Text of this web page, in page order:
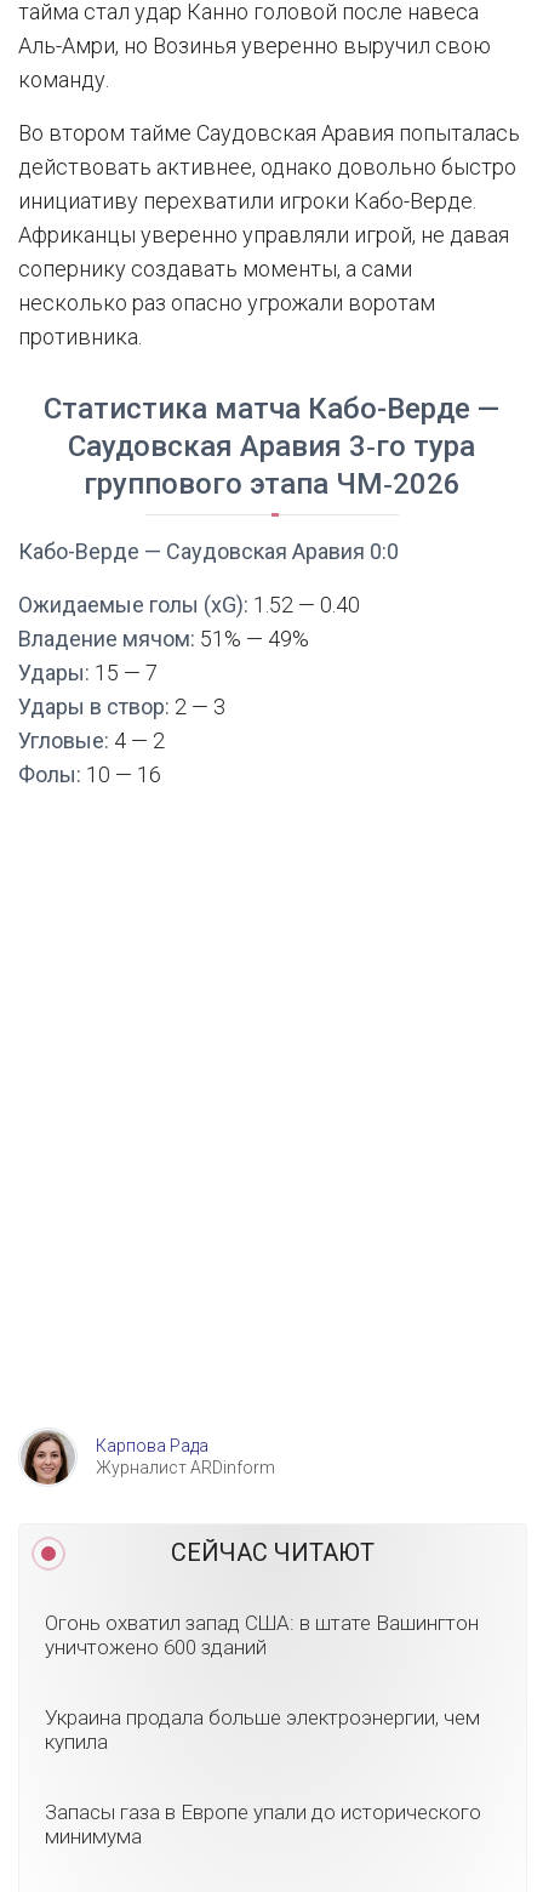
тайма стал удар Канно головой после навеса
Аль-Амри, но Возинья уверенно выручил свою
команду.
Во втором тайме Саудовская Аравия попыталась
действовать активнее, однако довольно быстро
инициативу перехватили игроки Кабо-Верде.
Африканцы уверенно управляли игрой, не давая
сопернику создавать моменты, а сами
несколько раз опасно угрожали воротам
противника.
Статистика матча Кабо-Верде —
Саудовская Аравия 3‑го тура
группового этапа ЧМ‑2026
Кабо-Верде — Саудовская Аравия 0:0
Ожидаемые голы (xG): 1.52 — 0.40
Владение мячом: 51% — 49%
Удары: 15 — 7
Удары в створ: 2 — 3
Угловые: 4 — 2
Фолы: 10 — 16
Карпова Рада
Журналист ARDinform
СЕЙЧАС ЧИТАЮТ
Огонь охватил запад США: в штате Вашингтон
уничтожено 600 зданий
Украина продала больше электроэнергии, чем
купила
Запасы газа в Европе упали до исторического
минимума